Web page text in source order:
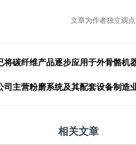
文章为作者独立观
碳纤维产品逐步应用于外骨骼机
主营粉磨系统及其配套设备制造
相关文章